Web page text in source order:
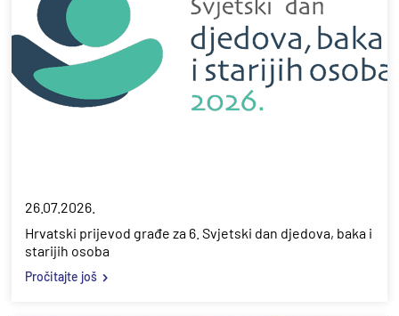
26.07.2026.
Hrvatski prijevod građe za 6. Svjetski dan djedova, baka i
starijih osoba
Pročitajte još